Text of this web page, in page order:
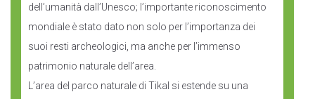
dell’umanità dall’Unesco; l’importante riconoscimento
mondiale è stato dato non solo per l’importanza dei
suoi resti archeologici, ma anche per l’immenso
patrimonio naturale dell’area.
L’area del parco naturale di Tikal si estende su una